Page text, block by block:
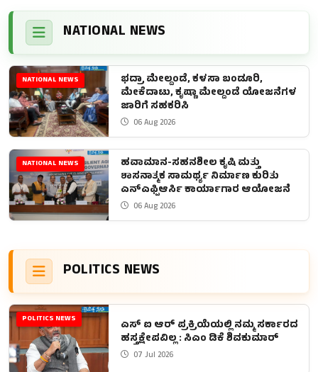
NATIONAL NEWS
NATIONAL NEWS
ಭದ್ರಾ ಮೇಲ್ದಂಡೆ, ಕಳಸಾ ಬಂಡೂರಿ,
ಮೇಕೆದಾಟು, ಕೃಷ್ಣಾ ಮೇಲ್ದಂಡೆ ಯೋಜನೆಗಳ
ಜಾರಿಗೆ ಸಹಕರಿಸಿ
06 Aug 2026
NATIONAL NEWS
ಹವಾಮಾನ-ಸಹನಶೀಲ ಕೃಷಿ ಮತ್ತು
ಶಾಸನಾತ್ಮಕ ಸಾಮರ್ಥ್ಯ ನಿರ್ಮಾಣ ಕುರಿತು
ಎನ್ಎಫ್ಪಿಆರ್ಸಿ ಕಾರ್ಯಾಗಾರ ಆಯೋಜನೆ
06 Aug 2026
POLITICS NEWS
POLITICS NEWS
ಎಸ್ ಐ ಆರ್ ಪ್ರಕ್ರಿಯೆಯಲ್ಲಿ ನಮ್ಮ ಸರ್ಕಾರದ
ಹಸ್ತಕ್ಷೇಪವಿಲ್ಲ : ಸಿಎಂ ಡಿಕೆ ಶಿವಕುಮಾರ್
07 Jul 2026